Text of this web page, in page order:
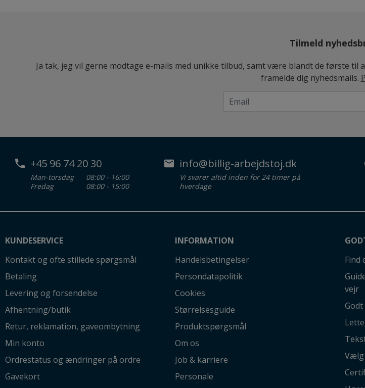
Tilmeld
Ja tak, jeg vil gerne modtage e-mails med unikke tilbud, samt være blandt de første
framelde dig nyhedsmails.
+45 96 74 20 30
Man-torsdag
08:00 - 16:00
Fredag
08:00 - 15:00
info@billig-arbejdstoj.dk
Vi svarer altid inden for 24 timer på
hverdage
KUNDESERVICE
Kontakt og ofte stillede spørgsmål
Betaling
Levering og forsendelse
Afhentning/butik
Retur, reklamation, gaveombytning
Min konto
Ordrestatus og ændringer på ordre
Gavekort
INFORMATION
Handelsbetingelser
Persondatapolitik
Cookies
Størrelsesguide
Produktspørgsmål
Om os
Job & karriere
Personale
Find
vejr
Vælg